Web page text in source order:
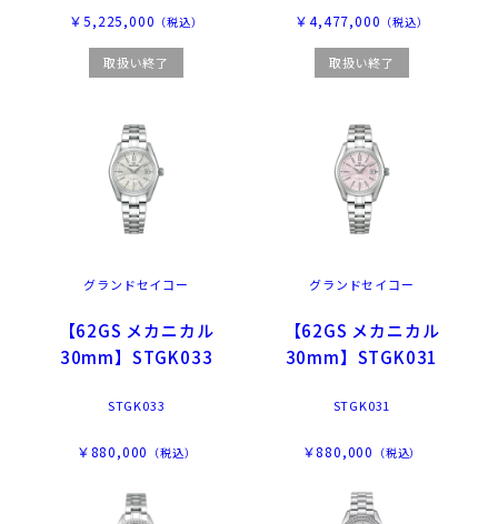
￥5,225,000 （税込）
取扱い終了
￥4,477,000 （税込）
取扱い終了
グランドセイコー
【62GS メカニカル
30mm】STGK033
STGK033
￥880,000 （税込）
グランドセイコー
【62GS メカニカル
30mm】STGK031
STGK031
￥880,000 （税込）